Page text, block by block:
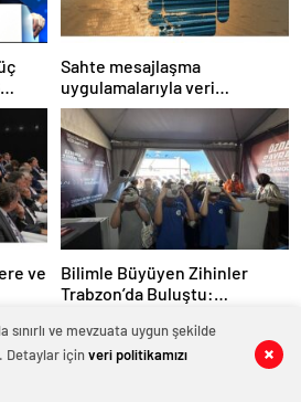
Sahte mesajlaşma
uygulamalarıyla veri
sızdırıyorlar- Haber Şafak
ve
Bilimle Büyüyen Zihinler
Trabzon’da Buluştu:
Esti!- Haber Şafak
ve mevzuata uygun şekilde
Detaylar içinveri politikamızı